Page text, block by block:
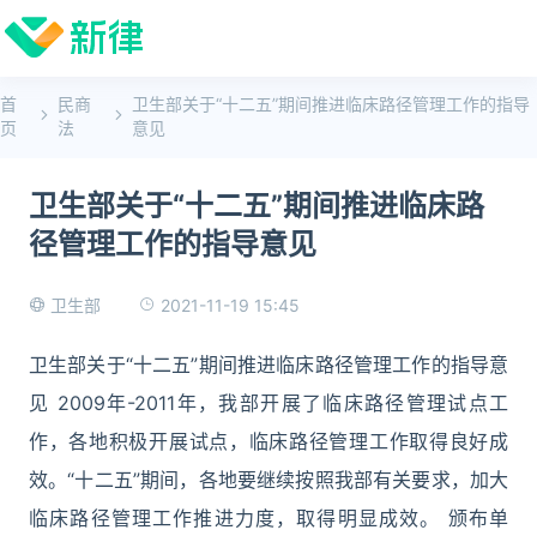
首
页
民商
法
卫生部关于“十二五”期间推进临床路径管理工作的指导
意见
卫生部关于“十二五”期间推进临床路
径管理工作的指导意见
卫生部 2021-11-19 15:45
卫生部关于“十二五”期间推进临床路径管理工作的指导意
见 2009年-2011年，我部开展了临床路径管理试点工
作，各地积极开展试点，临床路径管理工作取得良好成
效。“十二五”期间，各地要继续按照我部有关要求，加大
临床路径管理工作推进力度，取得明显成效。 颁布单